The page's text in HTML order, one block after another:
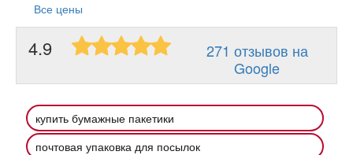
Все цены
4.9
271 отзывов на
Google
купить бумажные пакетики
почтовая упаковка для посылок